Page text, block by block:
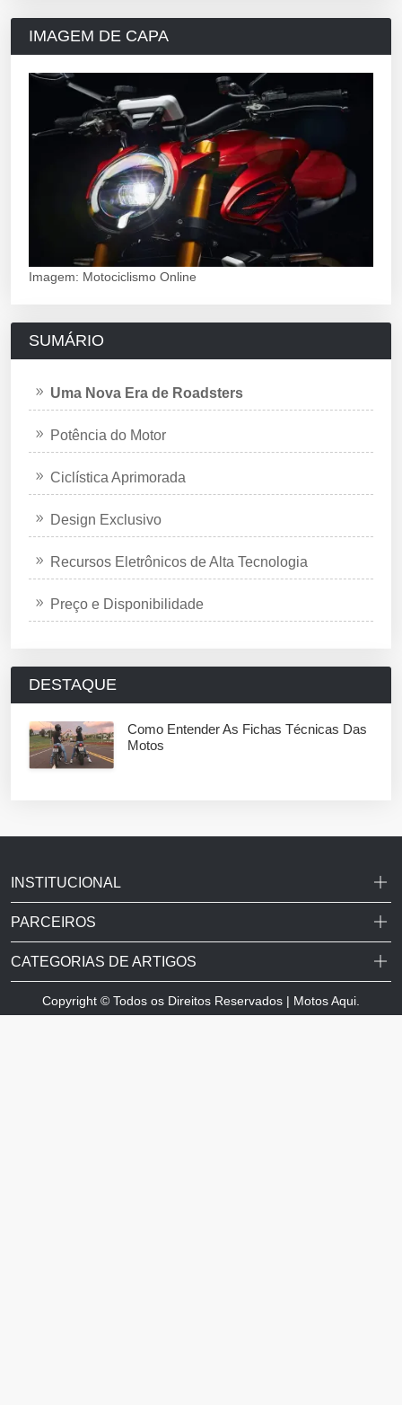
IMAGEM DE CAPA
Imagem: Motociclismo Online
SUMÁRIO
Uma Nova Era de Roadsters
Potência do Motor
Ciclística Aprimorada
Design Exclusivo
Recursos Eletrônicos de Alta Tecnologia
Preço e Disponibilidade
DESTAQUE
Como Entender As Fichas Técnicas Das
Motos
INSTITUCIONAL
PARCEIROS
CATEGORIAS DE ARTIGOS
Copyright © Todos os Direitos Reservados | Motos Aqui.